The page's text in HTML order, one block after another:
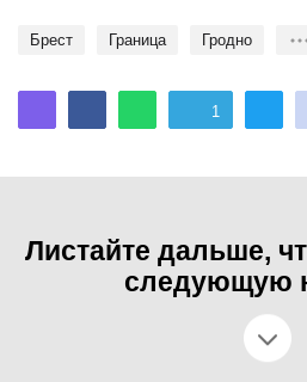
Брест Граница Гродно
1
Листайте дальше,
следующую